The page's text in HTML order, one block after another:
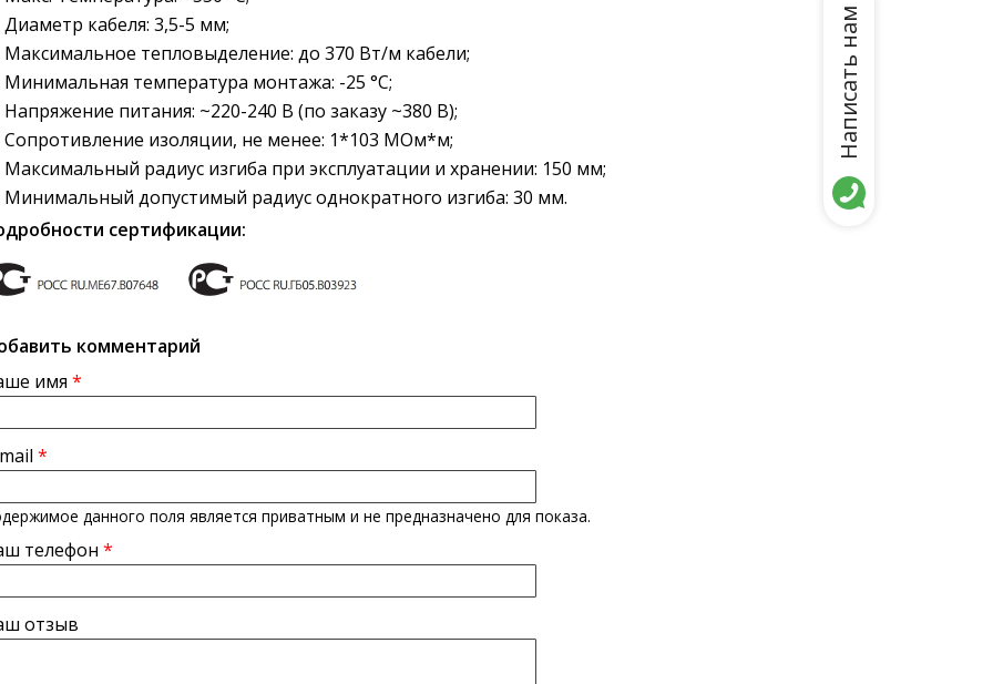
Диаметр кабеля: 3,5-5 мм;
Максимальное тепловыделение: до 370 Вт/м кабели;
Минимальная температура монтажа: -25 °С;
Напряжение питания: ~220-240 В (по заказу ~380 В);
Сопротивление изоляции, не менее: 1*103 МОм*м;
Максимальный радиус изгиба при эксплуатации и хранении: 150 мм;
Минимальный допустимый радиус однократного изгиба: 30 мм.
сертификации:
комментарий
имя *
*
данного поля является приватным и не предназначено для показа.
телефон *
отзыв
Написать нам